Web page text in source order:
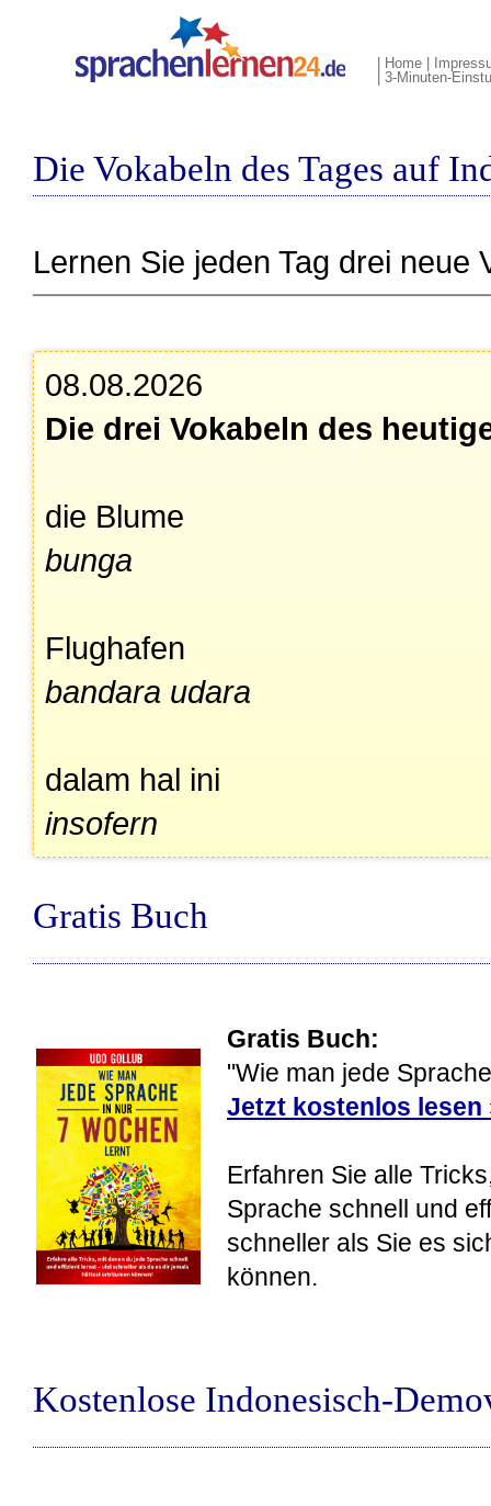
Home
3-Minuten-
Die Vokabeln des Tages auf
Lernen Sie jeden Tag drei neue
08.08.2026
Die drei Vokabeln des
die Blume
bunga
Flughafen
bandara udara
dalam hal ini
insofern
Gratis Buch
Gratis Buch:
"Wie man jede
Jetzt kostenlos lesen
Erfahren Sie alle
Sprache schnell und
schneller als Sie es
können.
Kostenlose Indonesisch-